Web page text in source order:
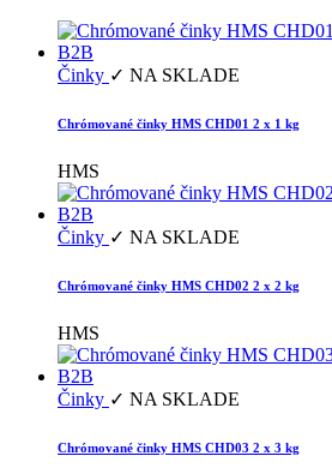
Činky ✓ NA SKLADE
Chrómované činky HMS CHD01 2 x 1 kg
HMS
Činky ✓ NA SKLADE
Chrómované činky HMS CHD02 2 x 2 kg
HMS
Činky ✓ NA SKLADE
Chrómované činky HMS CHD03 2 x 3 kg